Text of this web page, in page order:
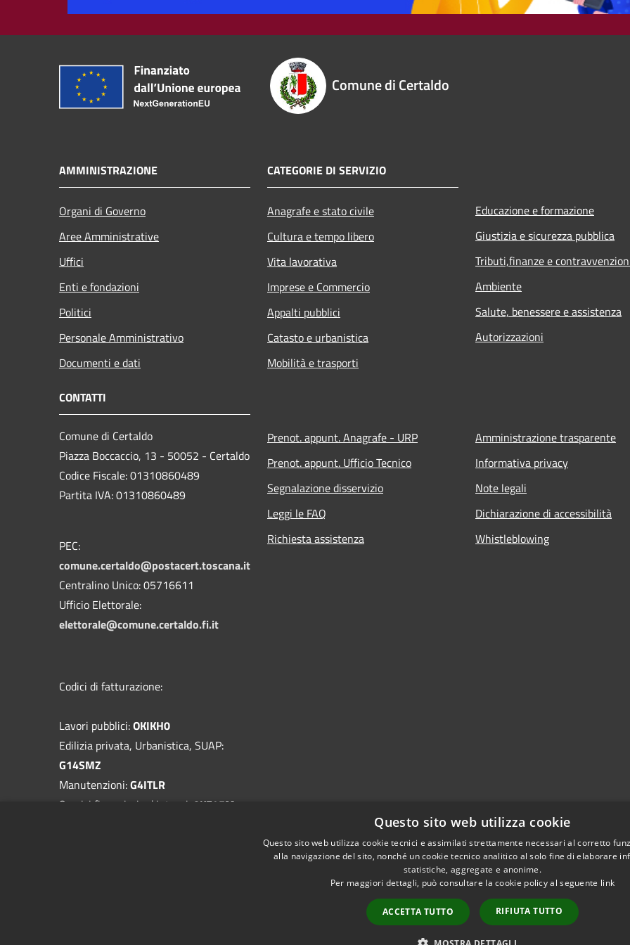
Comune di Certaldo
AMMINISTRAZIONE
Organi di Governo
Aree Amministrative
Uffici
Enti e fondazioni
Politici
Personale Amministrativo
Documenti e dati
CATEGORIE DI SERVIZIO
Anagrafe e stato civile
Cultura e tempo libero
Vita lavorativa
Imprese e Commercio
Appalti pubblici
Catasto e urbanistica
Mobilità e trasporti
Educazione e formazione
Giustizia e sicurezza pubblica
Tributi,finanze e
Ambiente
Salute, benessere e assistenza
Autorizzazioni
CONTATTI
Comune di Certaldo
Piazza Boccaccio, 13 - 50052 - Certaldo
Codice Fiscale: 01310860489
Partita IVA: 01310860489
PEC:
comune.certaldo@postacert.toscana.it
Centralino Unico: 05716611
Ufficio Elettorale:
elettorale@comune.certaldo.fi.it
Codici di fatturazione:
Lavori pubblici:OKIKH0
Edilizia privata, Urbanistica, SUAP:
G14SMZ
Manutenzioni:G4ITLR
Servizi finanziari ed interni: 0KF45M
Prenot. appunt. Anagrafe - URP
Prenot. appunt. Ufficio Tecnico
Segnalazione disservizio
Leggi le FAQ
Richiesta assistenza
Amministrazione trasparente
Informativa privacy
Note legali
Dichiarazione di accessibilità
Whistleblowing
Copyright © 2026 • Comune
Questo sito web utilizza cookie
Questo sito web utilizza cookie tecnici e assimilati strettamente necessari al corretto
alla navigazione del sito, nonché un cookie tecnico analitico al solo fine di elaborare
statistiche, aggregate e anonime.
Per maggiori dettagli, può consultare la cookie policy al seguente link
ACCETTA TUTTO RIFIUTA TUTTO